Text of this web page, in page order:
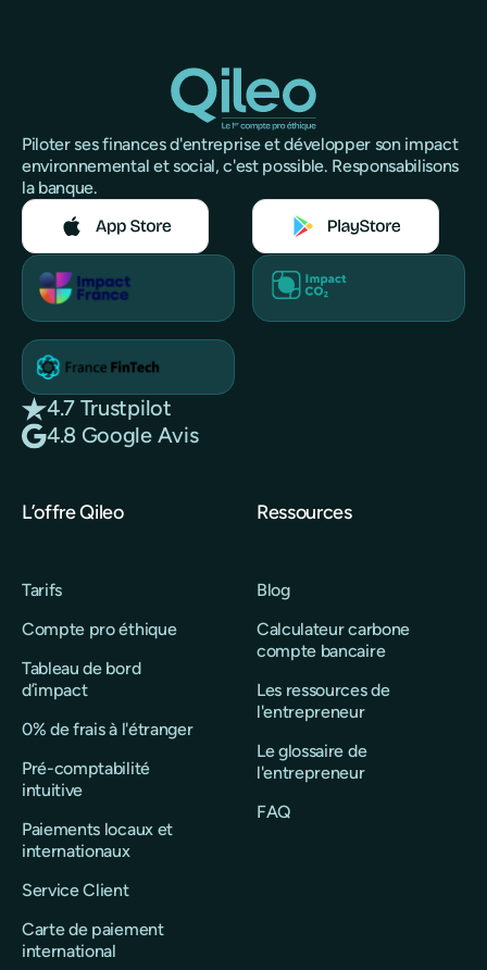
Piloter ses finances d'entreprise et développer son impact
environnemental et social, c'est possible. Responsabilisons
la banque.
4.7 Trustpilot
4.8 Google Avis
L’offre Qileo
Tarifs
Compte pro éthique
Tableau de bord
d’impact
0% de frais à l'étranger
Pré-comptabilité
intuitive
Paiements locaux et
internationaux
Service Client
Carte de paiement
international
Ressources
Blog
Calculateur carbone
compte bancaire
Les ressources de
l'entrepreneur
Le glossaire de
l'entrepreneur
FAQ